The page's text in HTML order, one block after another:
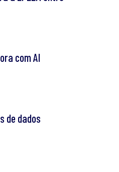
com AI
de dados